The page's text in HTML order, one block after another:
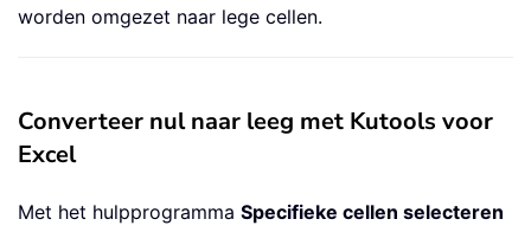
worden omgezet naar lege cellen.
Converteer nul naar leeg met Kutools voor
Excel
Met het hulpprogramma Specifieke cellen selecteren